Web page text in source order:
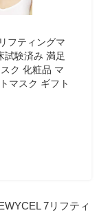
フティングマ
試験済み 満足
ク 化粧品 マ
マスク ギフト
7リフティ